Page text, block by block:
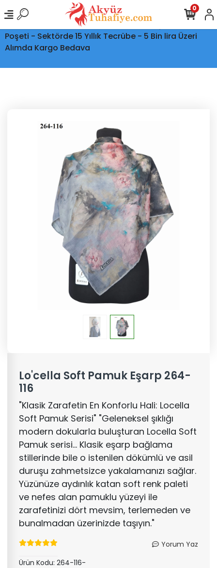
Ptt Kargo İle Tüm Türkiye'ye Teslimat - Şeffaf Kargo
Poşeti - Sektörde 15 Yıllık Tecrübe - 5 Bin lira Üzeri
Alımda Kargo Bedava
0
Lo'cella Soft Pamuk Eşarp 264-
116
"Klasik Zarafetin En Konforlu Hali: Locella
Soft Pamuk Serisi" "Geleneksel şıklığı
modern dokularla buluşturan Locella Soft
Pamuk serisi... Klasik eşarp bağlama
stillerinde bile o istenilen dökümlü ve asil
duruşu zahmetsizce yakalamanızı sağlar.
Yüzünüze aydınlık katan soft renk paleti
ve nefes alan pamuklu yüzeyi ile
zarafetinizi dört mevsim, terlemeden ve
bunalmadan üzerinizde taşıyın."
Yorum Yaz
Ürün Kodu: 264-116-